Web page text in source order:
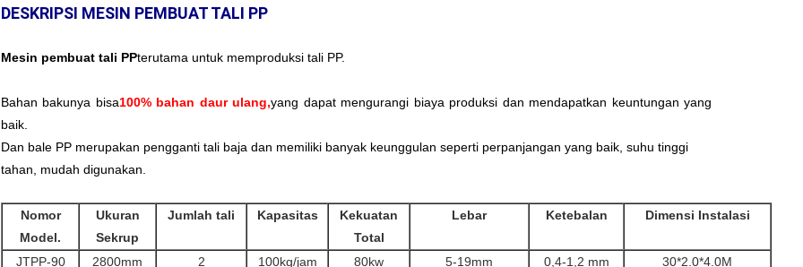
DESKRIPSI MESIN PEMBUAT TALI PP
Mesin pembuat tali PPterutama untuk memproduksi tali PP.
Bahan bakunya bisa100% bahan daur ulang,yang dapat mengurangi biaya produksi dan mendapatkan keuntungan yang
baik.
Dan bale PP merupakan pengganti tali baja dan memiliki banyak keunggulan seperti perpanjangan yang baik, suhu tinggi
tahan, mudah digunakan.
Nomor
Model.
Ukuran
Sekrup
Jumlah tali Kapasitas
Kekuatan
Total
Lebar Ketebalan Dimensi Instalasi
JTPP-90 2800mm 2 100kg/jam 80kw 5-19mm 0,4-1,2 mm
30*2.0*4.0M